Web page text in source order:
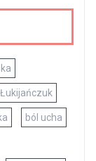
ból ucha